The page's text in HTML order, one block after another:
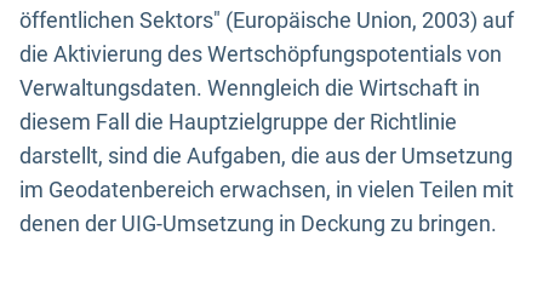
öffentlichen Sektors" (Europäische Union, 2003) auf
die Aktivierung des Wertschöpfungspotentials von
Verwaltungsdaten. Wenngleich die Wirtschaft in
diesem Fall die Hauptzielgruppe der Richtlinie
darstellt, sind die Aufgaben, die aus der Umsetzung
im Geodatenbereich erwachsen, in vielen Teilen mit
denen der UIG-Umsetzung in Deckung zu bringen.